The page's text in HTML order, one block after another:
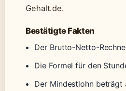
Gehalt.de.
Bestätigte Fakten
Der Brutto-Netto-
Die Formel für den
Der Mindestlohn beträgt